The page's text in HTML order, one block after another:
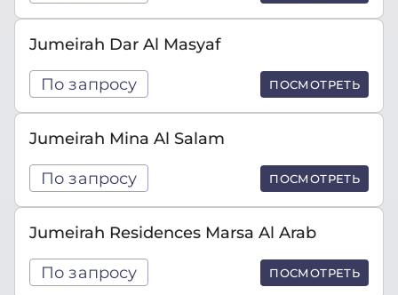
Jumeirah Dar Al Masyaf
По запросу ПОСМОТРЕТЬ
Jumeirah Mina Al Salam
По запросу ПОСМОТРЕТЬ
Jumeirah Residences Marsa Al Arab
По запросу ПОСМОТРЕТЬ